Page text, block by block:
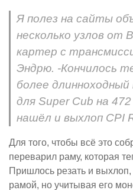
Я полез на сайты
несколько узлов от
картер с
Эндрю. -Кончилось
более длинноходный
для Super Cub на
нашёл и выхлоп CPI
Для того, чтобы всё это
переварил раму, которая
Пришлось резать и выхлоп,
рамой, но учитывая его